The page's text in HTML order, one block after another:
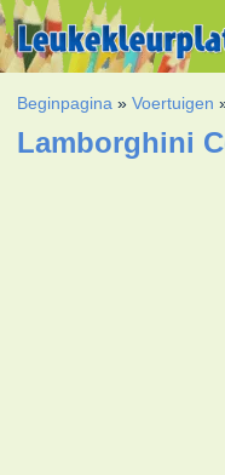
Beginpagina »Voertuigen
Lamborghini